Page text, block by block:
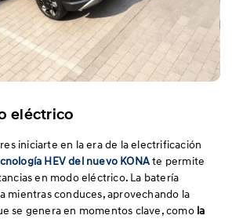
eléctrico
iniciarte en la era de la electrificación
HEV del nuevo KONAte permite
en modo eléctrico. La batería
mientras conduces, aprovechando la
se genera en momentos clave, como la